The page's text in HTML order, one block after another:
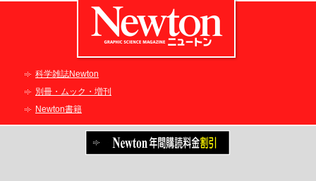
科学雑誌Newton
別冊・ムック・増刊
Newton書籍